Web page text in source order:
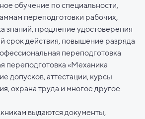
обучение по специальности,
переподготовки рабочих,
знаний, продление удостоверения
срок действия, повышение разряда
переподготовка
переподготовка «Механика
допусков, аттестации, курсы
охрана труда и многое другое.
выдаются документы,